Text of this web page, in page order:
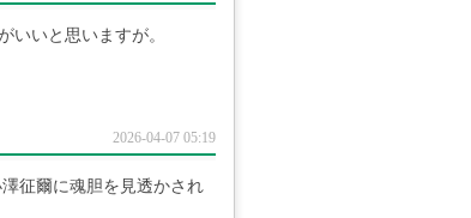
いいと思いますが。
2026-04-07 05:19
征爾に魂胆を見透かされ